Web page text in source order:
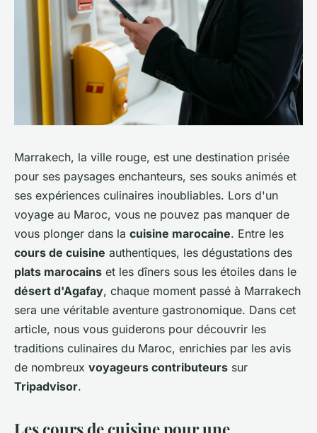
Marrakech, la ville rouge, est une destination prisée
pour ses paysages enchanteurs, ses souks animés et
ses expériences culinaires inoubliables. Lors d'un
voyage au Maroc, vous ne pouvez pas manquer de
vous plonger dans la cuisine marocaine. Entre les
cours de cuisine authentiques, les dégustations des
plats marocains et les dîners sous les étoiles dans le
désert d'Agafay, chaque moment passé à Marrakech
sera une véritable aventure gastronomique. Dans cet
article, nous vous guiderons pour découvrir les
traditions culinaires du Maroc, enrichies par les avis
de nombreux voyageurs contributeurs sur
Tripadvisor.
Les cours de cuisine pour une